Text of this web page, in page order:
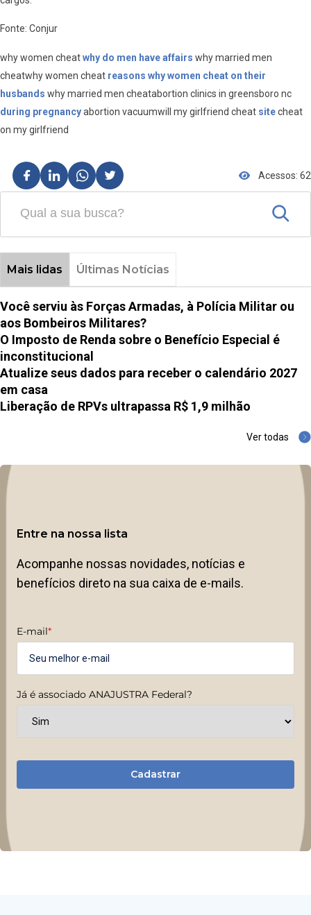
Fonte: Conjur
why women cheatwhy do men have affairs why married men
cheatwhy women cheat reasons why women cheat on their
husbands why married men cheatabortion clinics in greensboro nc
during pregnancyabortion vacuumwill my girlfriend cheat sitecheat
on my girlfriend
Acessos: 62
Mais lidas Últimas Notícias
Você serviu às Forças Armadas, à Polícia Militar ou
aos Bombeiros Militares?
O Imposto de Renda sobre o Benefício Especial é
inconstitucional
Atualize seus dados para receber o calendário 2027
em casa
Liberação de RPVs ultrapassa R$ 1,9 milhão
Ver todas
Entre na nossa lista
Acompanhe nossas novidades, notícias e
benefícios direto na sua caixa de e-mails.
E-mail*
Já é associado ANAJUSTRA Federal?
Cadastrar